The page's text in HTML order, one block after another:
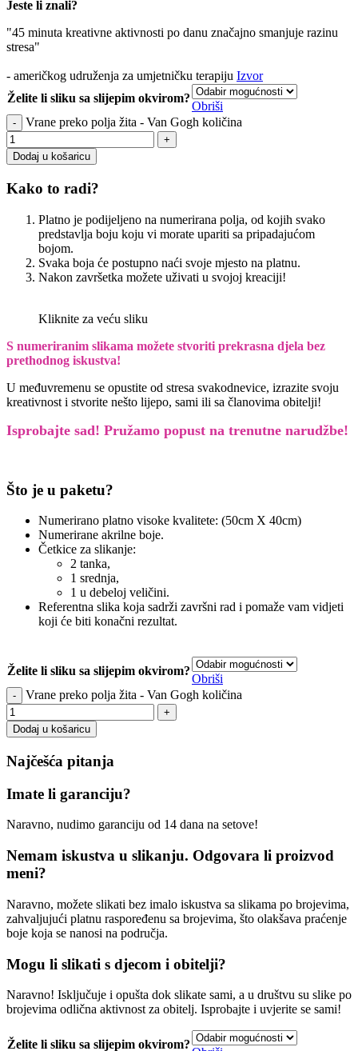
Jeste li znali?
"45 minuta kreativne aktivnosti po danu značajno smanjuje razinu
stresa"
- američkog udruženja za umjetničku terapiju Izvor
Želite li sliku sa slijepim okvirom?
Obriši
Vrane preko polja žita - Van Gogh količina
Dodaj u košaricu
Kako to radi?
Platno je podijeljeno na numerirana polja, od kojih svako
predstavlja boju koju vi morate upariti sa pripadajućom
bojom.
Svaka boja će postupno naći svoje mjesto na platnu.
Nakon završetka možete uživati u svojoj kreaciji!
Kliknite za veću sliku
S numeriranim slikama možete stvoriti prekrasna djela bez
prethodnog iskustva!
U međuvremenu se opustite od stresa svakodnevice, izrazite svoju
kreativnost i stvorite nešto lijepo, sami ili sa članovima obitelji!
Isprobajte sad! Pružamo popust na trenutne narudžbe!
Što je u paketu?
Numerirano platno visoke kvalitete: (50cm X 40cm)
Numerirane akrilne boje.
Četkice za slikanje:
2 tanka,
1 srednja,
1 u debeloj veličini.
Referentna slika koja sadrži završni rad i pomaže vam vidjeti
koji će biti konačni rezultat.
Želite li sliku sa slijepim okvirom?
Obriši
Vrane preko polja žita - Van Gogh količina
Dodaj u košaricu
Najčešća pitanja
Imate li garanciju?
Naravno, nudimo garanciju od 14 dana na setove!
Nemam iskustva u slikanju. Odgovara li proizvod
meni?
Naravno, možete slikati bez imalo iskustva sa slikama po brojevima,
zahvaljujući platnu raspoređenu sa brojevima, što olakšava praćenje
boje koja se nanosi na područja.
Mogu li slikati s djecom i obitelji?
Naravno! Isključuje i opušta dok slikate sami, a u društvu su slike po
brojevima odlična aktivnost za obitelj. Isprobajte i uvjerite se sami!
Želite li sliku sa slijepim okvirom?